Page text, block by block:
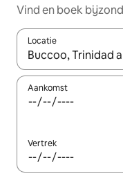
Vind en boek
Locatie
Wanneer er
Aankomst
Vertrek